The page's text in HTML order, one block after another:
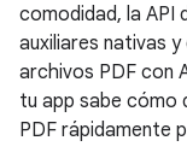
comodidad, la API
auxiliares nativas
archivos PDF con
tu app sabe cómo
PDF rápidamente